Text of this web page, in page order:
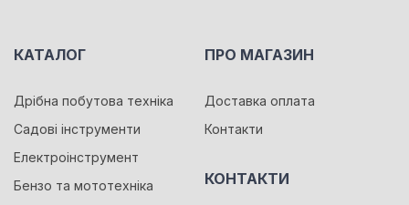
КАТАЛОГ
Дрібна побутова техніка
Садові інструменти
Електроінструмент
Бензо та мототехніка
ПРО МАГАЗИН
Доставка оплата
Контакти
КОНТАКТИ